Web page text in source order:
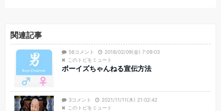
関連記事
56コメント
2018/02/09(金) 7:09:03
このトピをミュート
ボーイズちゃんねる宣伝方法
3コメント
2021/11/11(木) 21:02:42
このトピをミュート